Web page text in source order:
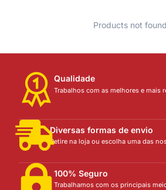
Products not
Qualidade
Trabalhos com as melhores e mais
Diversas formas de envio
Retire na loja ou escolha uma das
100% Seguro
Trabalhamos com os principais